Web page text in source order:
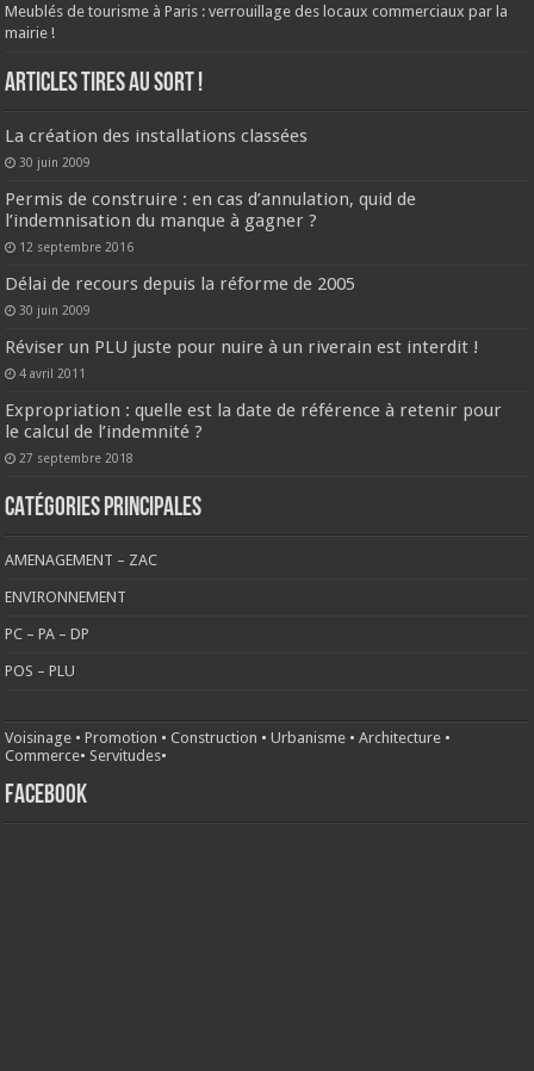
Meublés de tourisme à Paris : verrouillage des locaux commerciaux par la
mairie !
ARTICLES TIRES AU SORT !
La création des installations classées
30 juin 2009
Permis de construire : en cas d’annulation, quid de
l’indemnisation du manque à gagner ?
12 septembre 2016
Délai de recours depuis la réforme de 2005
30 juin 2009
Réviser un PLU juste pour nuire à un riverain est interdit !
4 avril 2011
Expropriation : quelle est la date de référence à retenir pour
le calcul de l’indemnité ?
27 septembre 2018
CATÉGORIES PRINCIPALES
AMENAGEMENT – ZAC
ENVIRONNEMENT
PC – PA – DP
POS – PLU
Voisinage •Promotion •Construction •Urbanisme •Architecture •
Commerce• Servitudes•
FACEBOOK